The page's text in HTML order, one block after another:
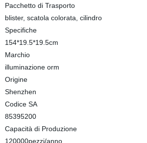
Pacchetto di Trasporto
blister, scatola colorata, cilindro
Specifiche
154*19.5*19.5cm
Marchio
illuminazione orm
Origine
Shenzhen
Codice SA
85395200
Capacità di Produzione
120000pezzi/anno